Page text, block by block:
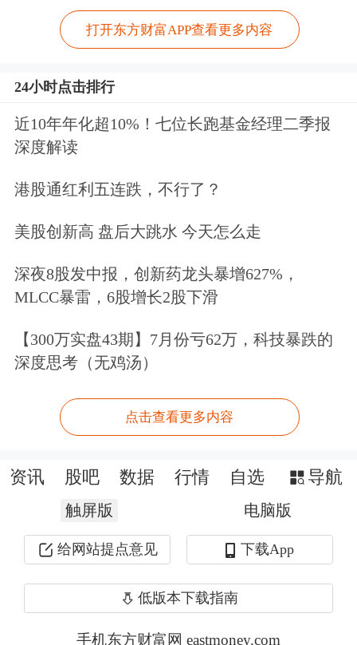
亿元二级资本债。
与此同时，农业银行于5月8日发行350
10+5年期两个品种，发行规模分别为
券日报》记者采访时表示，国有大行能
于多重刚性压力与市场优势。一方面，
前正处于总损失吸收能力（TLAC）监
晰，补充需求迫切；另一方面，国有大
行拥有AAA主体信用评级，在当前低利
率市场环境下，可凭借突出的成本优
势，大规模锁定长期低成本资金。此
外，特别国债注资主要用于夯实银行核
打开东方财富APP查看更多内容
24小时点击排行
近10年年化超10%！七位长跑基金经理二季报
深度解读
港股通红利五连跌，不行了？
美股创新高 盘后大跳水 今天怎么走
深夜8股发中报，创新药龙头暴增627%，
MLCC暴雷，6股增长2股下滑
【300万实盘43期】7月份亏62万，科技暴跌的
深度思考（无鸡汤）
点击查看更多内容
资讯 股吧 数据 行情 自选 导航
触屏版 电脑版
给网站提点意见 下载App
低版本下载指南
手机东方财富网 eastmoney.com